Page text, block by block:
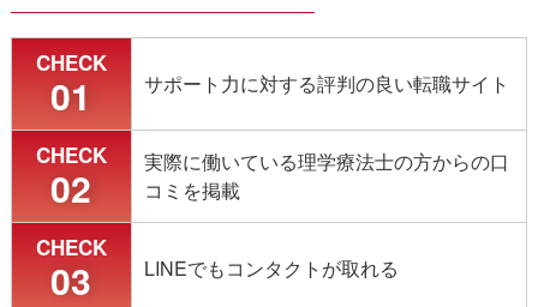
独自
CHECK
01 サポート力に対する評判の良い転職サイト
CHECK
02
実際に働いている理学療法士の方からの口
コミを掲載
CHECK
03 LINEでもコンタクトが取れる